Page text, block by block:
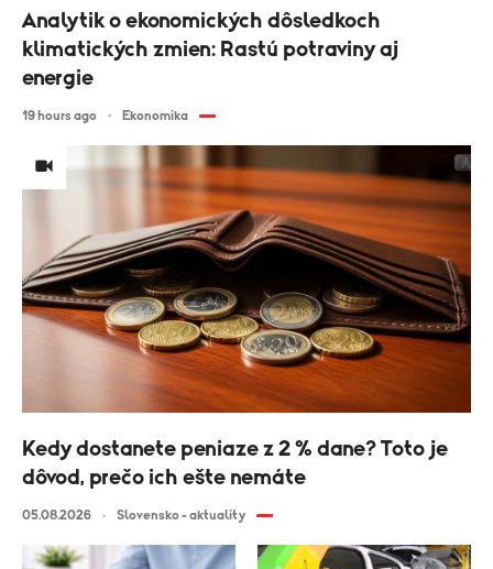
Analytik o ekonomických dôsledkoch
klimatických zmien: Rastú potraviny aj
energie
19 hours ago Ekonomika
Kedy dostanete peniaze z 2 % dane? Toto je
dôvod, prečo ich ešte nemáte
05.08.2026 Slovensko - aktuality